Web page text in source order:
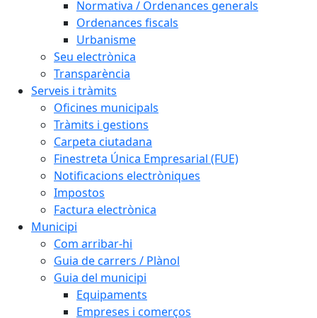
Normativa / Ordenances generals
Ordenances fiscals
Urbanisme
Seu electrònica
Transparència
Serveis i tràmits
Oficines municipals
Tràmits i gestions
Carpeta ciutadana
Finestreta Única Empresarial (FUE)
Notificacions electròniques
Impostos
Factura electrònica
Municipi
Com arribar-hi
Guia de carrers / Plànol
Guia del municipi
Equipaments
Empreses i comerços